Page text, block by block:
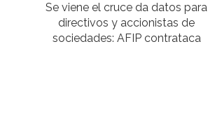
Se viene el cruce da datos para
directivos y accionistas de
sociedades: AFIP contrataca